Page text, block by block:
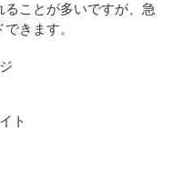
ことが多いですが、急
きます。
ト